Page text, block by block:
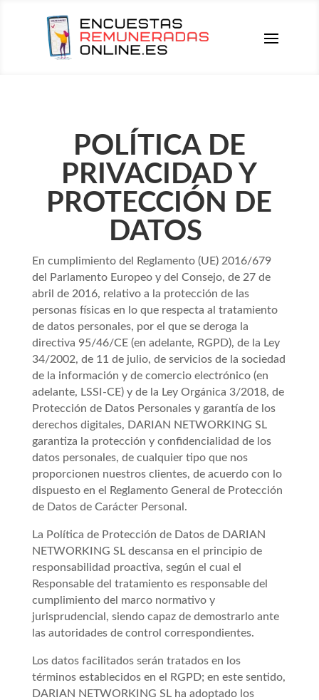
POLÍTICA DE
PRIVACIDAD Y
PROTECCIÓN DE
DATOS
En cumplimiento del Reglamento (UE) 2016/679
del Parlamento Europeo y del Consejo, de 27 de
abril de 2016, relativo a la protección de las
personas físicas en lo que respecta al tratamiento
de datos personales, por el que se deroga la
directiva 95/46/CE (en adelante, RGPD), de la Ley
34/2002, de 11 de julio, de servicios de la sociedad
de la información y de comercio electrónico (en
adelante, LSSI-CE) y de la Ley Orgánica 3/2018, de
Protección de Datos Personales y garantía de los
derechos digitales, DARIAN NETWORKING SL
garantiza la protección y confidencialidad de los
datos personales, de cualquier tipo que nos
proporcionen nuestros clientes, de acuerdo con lo
dispuesto en el Reglamento General de Protección
de Datos de Carácter Personal.
La Política de Protección de Datos de DARIAN
NETWORKING SL descansa en el principio de
responsabilidad proactiva, según el cual el
Responsable del tratamiento es responsable del
cumplimiento del marco normativo y
jurisprudencial, siendo capaz de demostrarlo ante
las autoridades de control correspondientes.
Los datos facilitados serán tratados en los
términos establecidos en el RGPD; en este sentido,
DARIAN NETWORKING SL ha adoptado los